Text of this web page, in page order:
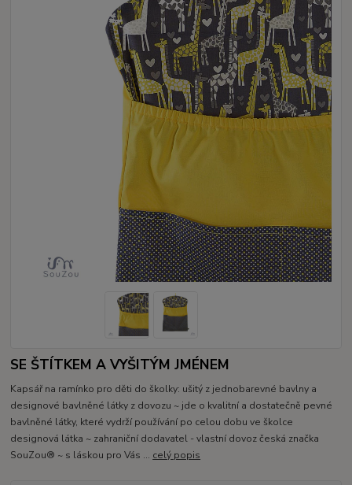
SE ŠTÍTKEM A VYŠITÝM JMÉNEM
Kapsář na ramínko pro děti do školky: ušitý z jednobarevné bavlny a
designové bavlněné látky z dovozu ~ jde o kvalitní a dostatečně pevné
bavlněné látky, které vydrží používání po celou dobu ve školce
designová látka ~ zahraniční dodavatel - vlastní dovoz česká značka
SouZou® ~ s láskou pro Vás ... celý popis